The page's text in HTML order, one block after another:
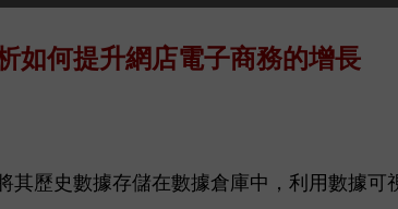
如何提升網店電子商務的增長
其歷史數據存儲在數據倉庫中，利用數據